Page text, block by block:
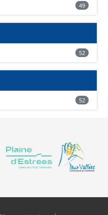
49
52
52